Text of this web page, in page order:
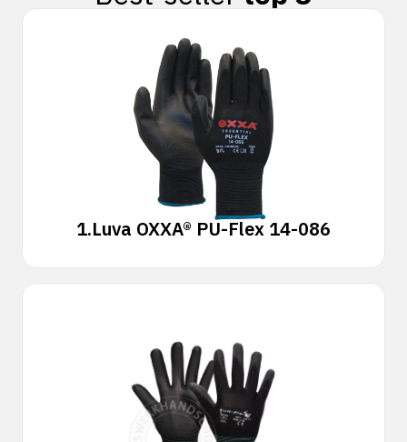
1.Luva OXXA® PU-Flex 14-086